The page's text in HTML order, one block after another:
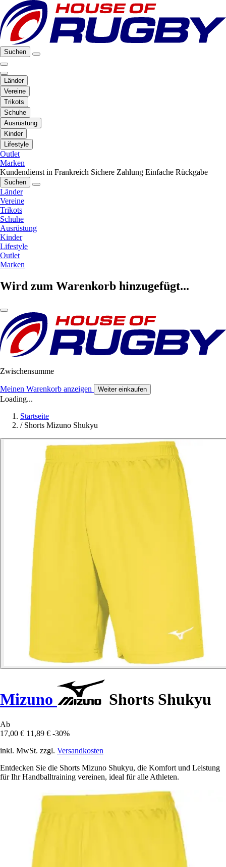
Suchen
Länder
Vereine
Trikots
Schuhe
Ausrüstung
Kinder
Lifestyle
Outlet
Marken
Kundendienst in Frankreich Sichere Zahlung Einfache Rückgabe
Suchen
Länder
Vereine
Trikots
Schuhe
Ausrüstung
Kinder
Lifestyle
Outlet
Marken
Wird zum Warenkorb hinzugefügt...
Zwischensumme
Meinen Warenkorb anzeigen Weiter einkaufen
Loading...
Startseite
/ Shorts Mizuno Shukyu
Mizuno Shorts Shukyu
Ab
17,00 € 11,89 € -30%
inkl. MwSt. zzgl. Versandkosten
Entdecken Sie die Shorts Mizuno Shukyu, die Komfort und Leistung
für Ihr Handballtraining vereinen, ideal für alle Athleten.